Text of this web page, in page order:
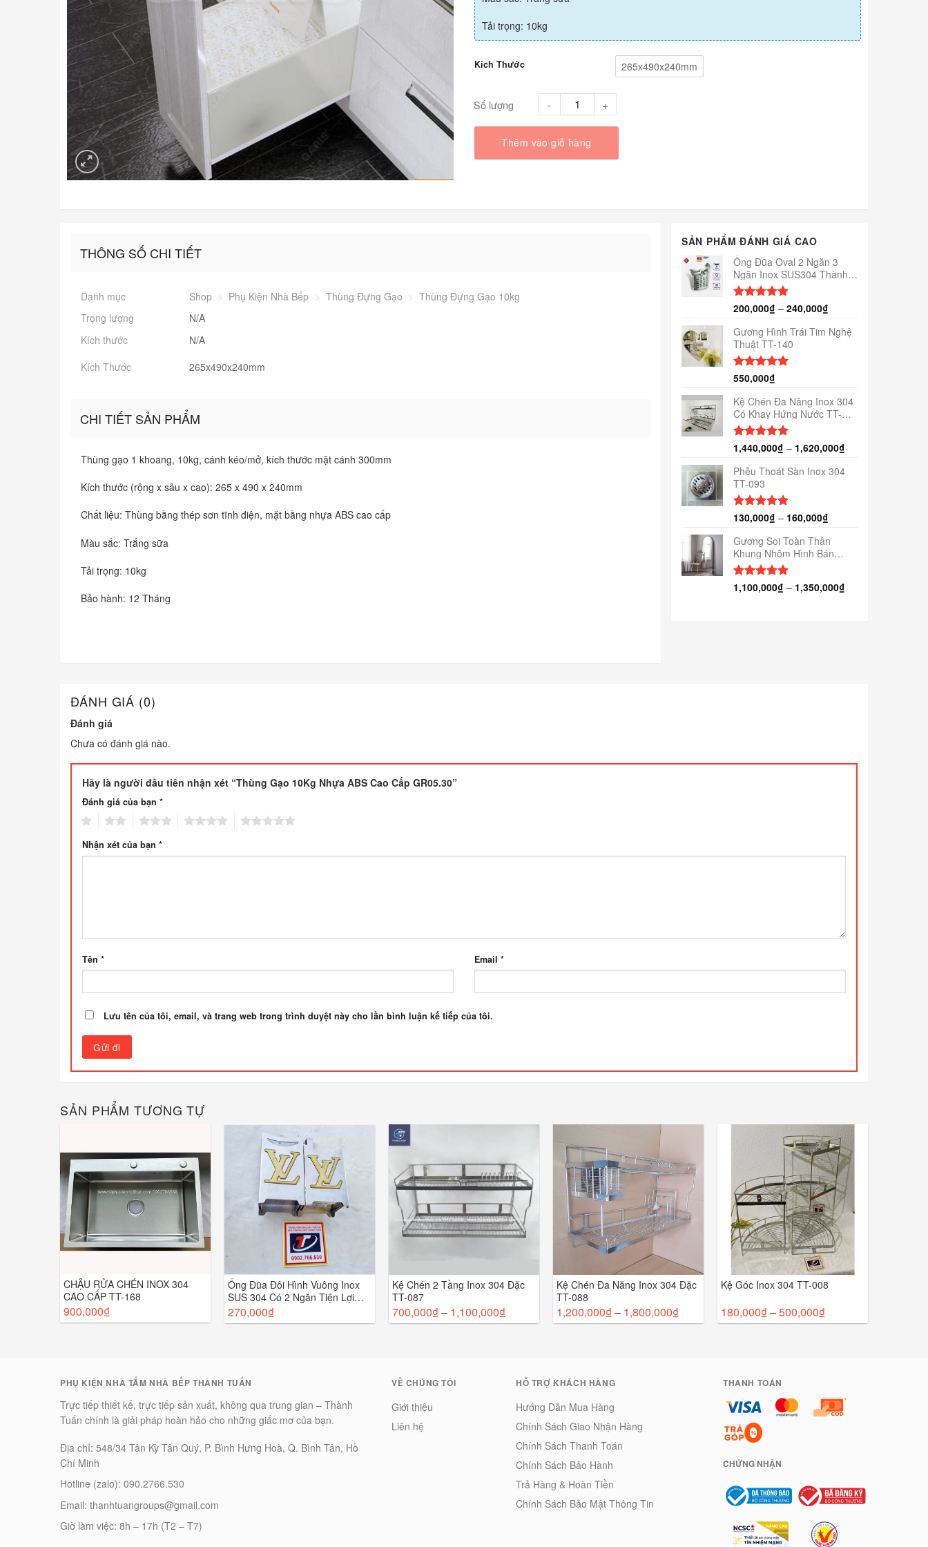
Tải trọng: 10kg
Kích Thước 265x490x240mm
Số lượng
Thêm vào giỏ hàng
THÔNG SỐ CHI TIẾT
Danh mục Shop > Phụ Kiện Nhà Bếp > Thùng Đựng Gạo > Thùng Đựng Gạo 10kg
Trọng lượng
N/A
Kích thước
N/A
Kích Thước
265x490x240mm
CHI TIẾT SẢN PHẨM
Thùng gạo 1 khoang, 10kg, cánh kéo/mở, kích thước mặt cánh 300mm
Kích thước (rộng x sâu x cao): 265 x 490 x 240mm
Chất liệu: Thùng bằng thép sơn tĩnh điện, mặt bằng nhựa ABS cao cấp
Màu sắc: Trắng sữa
Tải trọng: 10kg
Bảo hành: 12 Tháng
SẢN PHẨM ĐÁNH GIÁ CAO
Ống Đũa Oval 2 Ngăn 3
Ngăn Inox SUS304 Thành
Tuấn TT-017
Được xếp
5 sao
200,000₫ – 240,000₫
Gương Hình Trái Tim Nghệ
Thuật TT-140
Được xếp
5 sao
550,000₫
Kệ Chén Đa Năng Inox 304
Có Khay Hứng Nước TT-
184
Được xếp
5 sao
1,440,000₫ – 1,620,000₫
Phễu Thoát Sàn Inox 304
TT-093
Được xếp
5 sao
130,000₫ – 160,000₫
Gương Soi Toàn Thân
Khung Nhôm Hình Bán
Nguyệt TT-155
Được xếp
1,100,000₫ – 1,350,000₫
ĐÁNH GIÁ (0)
Đánh giá
Chưa có đánh giá nào.
Hãy là người đầu tiên nhận xét “Thùng Gạo 10Kg Nhựa ABS Cao Cấp GR05.30”
Đánh giá của bạn *
Nhận xét của bạn *
Tên * Email *
Lưu tên của tôi, email, và trang web trong trình duyệt này cho lần bình luận kế tiếp của tôi.
SẢN PHẨM TƯƠNG TỰ
CHẬU RỬA CHÉN INOX 304
CAO CẤP TT-168
900,000₫
Ống Đũa Đôi Hình Vuông Inox
SUS 304 Có 2 Ngăn Tiện Lợi
TT-052
270,000₫
Kệ Chén 2 Tầng Inox 304 Đặc
TT-087
700,000₫– 1,100,000₫
Kệ Chén Đa Năng Inox 304 Đặc
TT-088
1,200,000₫– 1,800,000₫
Kệ Góc Inox 304 TT-008
180,000₫–500,000₫
PHỤ KIỆN NHÀ TẮM NHÀ BẾP THÀNH TUẤN
Trực tiếp thiết kế, trực tiếp sản xuất, không qua trung gian – Thành
Tuấn chính là giải pháp hoàn hảo cho những giấc mơ của bạn.
Địa chỉ: 548/34 Tân Kỳ Tân Quý, P. Bình Hưng Hoà, Q. Bình Tân, Hồ
Chí Minh
Hotline (zalo): 090.2766.530
Email: thanhtuangroups@gmail.com
Giờ làm việc: 8h – 17h (T2 – T7)
VỀ CHÚNG TÔI
Giới thiệu
Liên hệ
HỖ TRỢ KHÁCH HÀNG
Hướng Dẫn Mua Hàng
Chính Sách Giao Nhận Hàng
Chính Sách Thanh Toán
Chính Sách Bảo Hành
Trả Hàng & Hoàn Tiền
Chính Sách Bảo Mật Thông Tin
THANH TOÁN
CHỨNG NHẬN